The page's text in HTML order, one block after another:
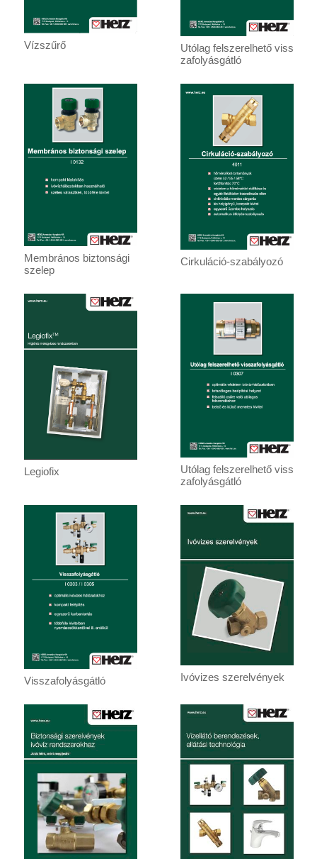
Vízszűrő
Utólag felszerelhető viss
zafolyásgátló
Membrános biztonsági
szelep
Cirkuláció-szabályozó
Legiofix
Utólag felszerelhető viss
zafolyásgátló
Visszafolyásgátló Ivóvizes szerelvények